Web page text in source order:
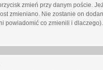
zmień przy danym poście.
zmieniano. Nie zostanie on
powiadomić co zmienili i